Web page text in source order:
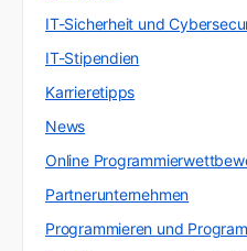
IT-Sicherheit und
IT-Stipendien
Karrieretipps
News
Online
Partnerunternehmen
Programmieren und